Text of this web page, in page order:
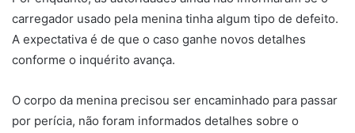
carregador usado pela menina tinha algum tipo de defeito.
A expectativa é de que o caso ganhe novos detalhes
conforme o inquérito avança.
O corpo da menina precisou ser encaminhado para passar
por perícia, não foram informados detalhes sobre o